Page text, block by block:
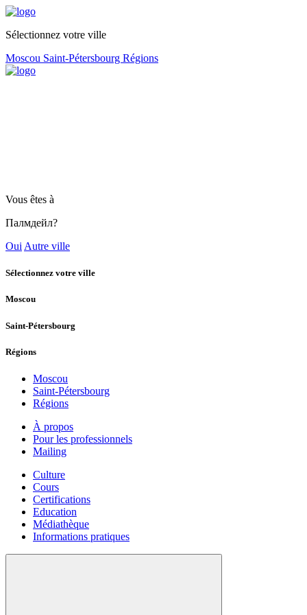
Sélectionnez votre ville
Moscou Saint-Pétersbourg Régions
Vous êtes à
Палмдейл?
Oui Autre ville
Sélectionnez votre ville
Moscou
Saint-Pétersbourg
Régions
Moscou
Saint-Pétersbourg
Régions
À propos
Pour les professionnels
Mailing
Culture
Cours
Certifications
Education
Médiathèque
Informations pratiques